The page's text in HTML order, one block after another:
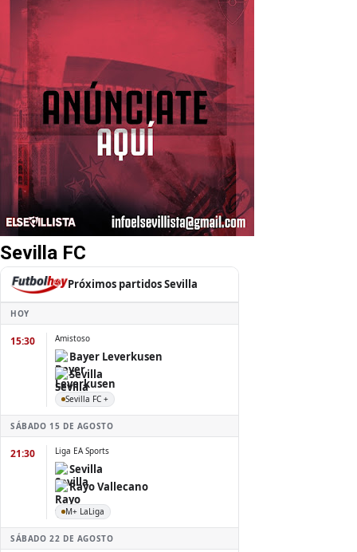
Sevilla FC